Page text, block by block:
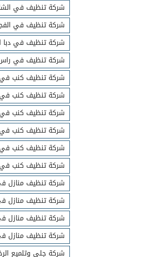
شركة تنظيف في
شركة تنظيف في
شركة تنظيف في دبا
شركة تنظيف في راس
شركة تنظيف كنب
شركة تنظيف كنب في
شركة تنظيف كنب في
شركة تنظيف كنب في
شركة تنظيف كنب في
شركة تنظيف كنب
شركة تنظيف منازل
شركة تنظيف منازل
شركة تنظيف منازل
شركة تنظيف منازل
شركة جلي وتلميع